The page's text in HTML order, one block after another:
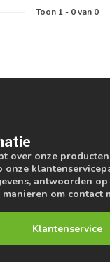
Toon 1- 0van 0
over onze
onze
antwoorden
om contact
Klantenservice